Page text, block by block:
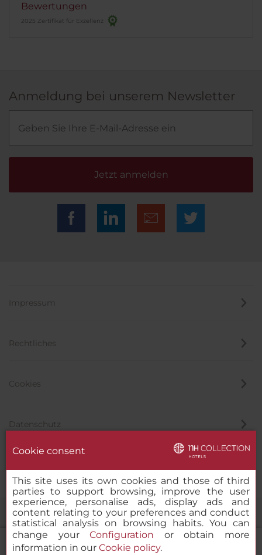
Bewertungen
2025 Zertifikat für Exzellenz
Anmeldung bei unserem Newsletter
Jetzt anmelden
Impressum
Rechtliches
Cookies
Datenschutz
Cookie consent
This site uses its own cookies and those of third
parties to support browsing, improve the user
experience, personalise ads, display ads and
content relating to your preferences and conduct
statistical analysis on browsing habits. You can
change yourConfiguration or obtain more
information in our Cookie policy.